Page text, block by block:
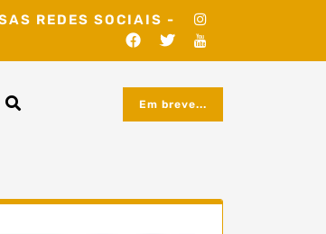
REDES SOCIAIS -
Em breve...